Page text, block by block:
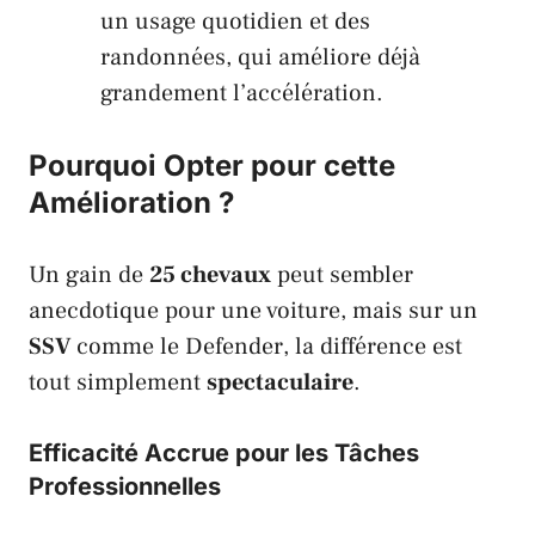
un usage quotidien et des
randonnées, qui améliore déjà
grandement l’accélération.
Pourquoi Opter pour cette
Amélioration ?
Un gain de25 chevauxpeut sembler
anecdotique pour une voiture, mais sur un
SSVcomme le Defender, la différence est
tout simplementspectaculaire.
Efficacité Accrue pour les Tâches
Professionnelles